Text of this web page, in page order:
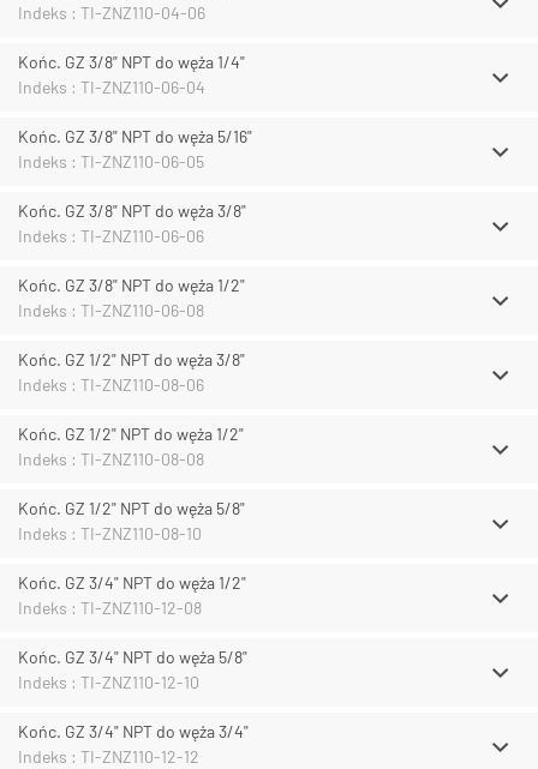
Indeks : TI-ZNZ110-04-06
Końc. GZ 3/8" NPT do węża 1/4"
Indeks : TI-ZNZ110-06-04
Końc. GZ 3/8" NPT do węża 5/16"
Indeks : TI-ZNZ110-06-05
Końc. GZ 3/8" NPT do węża 3/8"
Indeks : TI-ZNZ110-06-06
Końc. GZ 3/8" NPT do węża 1/2"
Indeks : TI-ZNZ110-06-08
Końc. GZ 1/2" NPT do węża 3/8"
Indeks : TI-ZNZ110-08-06
Końc. GZ 1/2" NPT do węża 1/2"
Indeks : TI-ZNZ110-08-08
Końc. GZ 1/2" NPT do węża 5/8"
Indeks : TI-ZNZ110-08-10
Końc. GZ 3/4" NPT do węża 1/2"
Indeks : TI-ZNZ110-12-08
Końc. GZ 3/4" NPT do węża 5/8"
Indeks : TI-ZNZ110-12-10
Końc. GZ 3/4" NPT do węża 3/4"
Indeks : TI-ZNZ110-12-12